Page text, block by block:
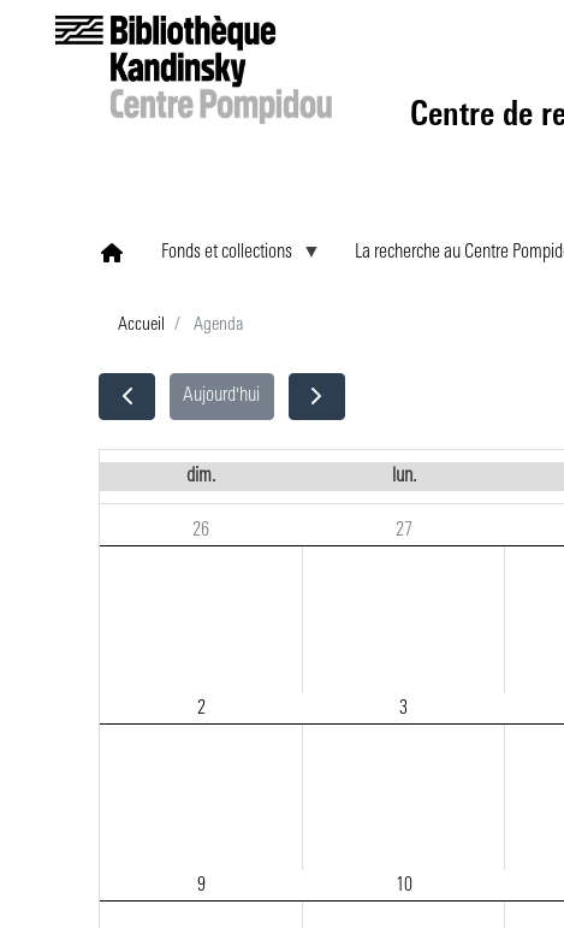
Centre de
Fonds et collections La recherche au Centre
Accueil Agenda
Aujourd'hui
dim. lun.
26 27
2 3
9 10